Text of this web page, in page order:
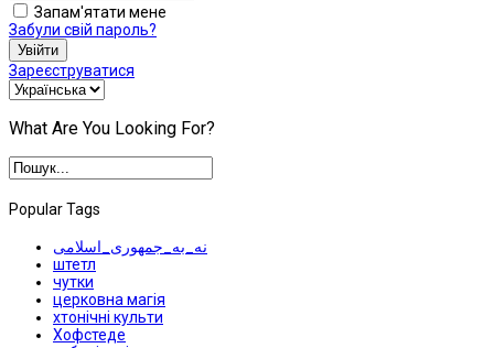
Запам'ятати мене
Забули свій пароль?
Увійти
Зареєструватися
What Are You Looking For?
Popular Tags
نه_به_جمهوری_اسلامی
штетл
чутки
церковна магія
хтонічні культи
Хофстеде